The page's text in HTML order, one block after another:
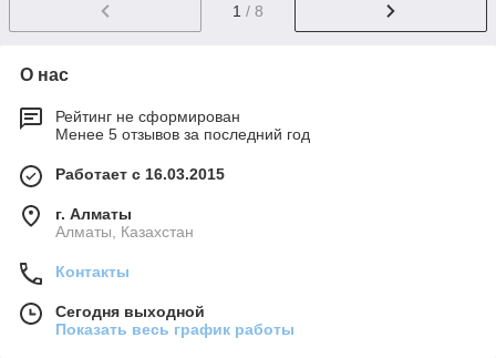
1 / 8
О нас
Рейтинг не сформирован
Менее 5 отзывов за последний год
Работает с 16.03.2015
г. Алматы
Алматы, Казахстан
Контакты
Сегодня выходной
Показать весь график работы